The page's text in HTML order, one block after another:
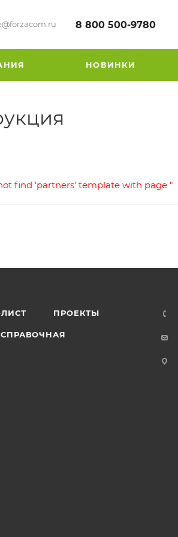
8 800 500-9780
НОВИНКИ
find 'partners' template with page ''
ПРОЕКТЫ
СПРАВОЧНАЯ